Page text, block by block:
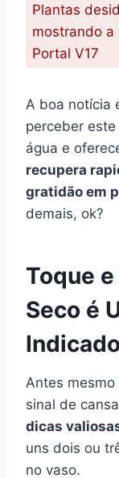
Plantas
mostrando a
Portal V17
A boa notícia
perceber
água e
recupera
gratidão em
demais, ok?
Toque
Seco é
Antes
sinal de
dicas
uns dois ou
no vaso.